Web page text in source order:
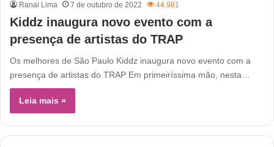
Ranai Lima 7 de outubro de 2022 44.981
Kiddz inaugura novo evento com a
presença de artistas do TRAP
Os melhores de São Paulo Kiddz inaugura novo evento com a
presença de artistas do TRAP Em primeiríssima mão, nesta…
Leia mais »